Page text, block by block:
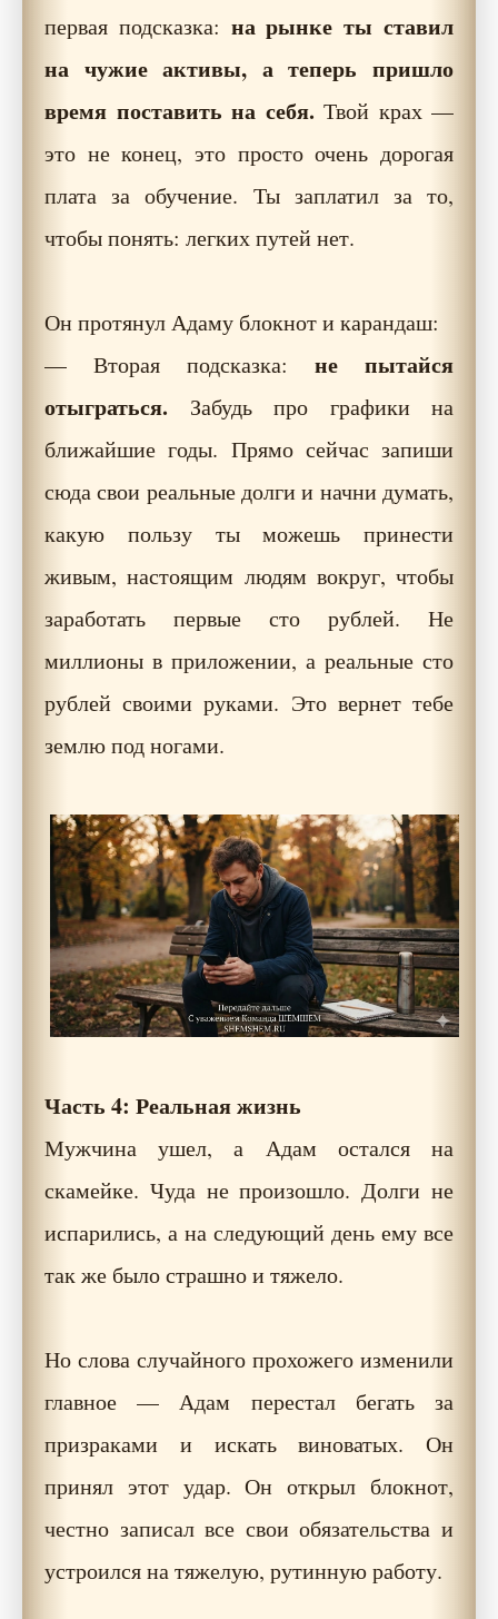
первая подсказка: на рынке ты ставил
на чужие активы, а теперь пришло
время поставить на себя. Твой крах —
это не конец, это просто очень дорогая
плата за обучение. Ты заплатил за то,
чтобы понять: легких путей нет.
Он протянул Адаму блокнот и карандаш:
— Вторая подсказка: не пытайся
отыграться. Забудь про графики на
ближайшие годы. Прямо сейчас запиши
сюда свои реальные долги и начни думать,
какую пользу ты можешь принести
живым, настоящим людям вокруг, чтобы
заработать первые сто рублей. Не
миллионы в приложении, а реальные сто
рублей своими руками. Это вернет тебе
землю под ногами.
Часть 4: Реальная жизнь
Мужчина ушел, а Адам остался на
скамейке. Чуда не произошло. Долги не
испарились, а на следующий день ему все
так же было страшно и тяжело.
Но слова случайного прохожего изменили
главное — Адам перестал бегать за
призраками и искать виноватых. Он
принял этот удар. Он открыл блокнот,
честно записал все свои обязательства и
устроился на тяжелую, рутинную работу.